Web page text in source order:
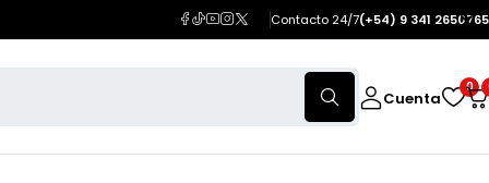
Contacto 24/7(+54) 9 341 2650765
Cuenta
0